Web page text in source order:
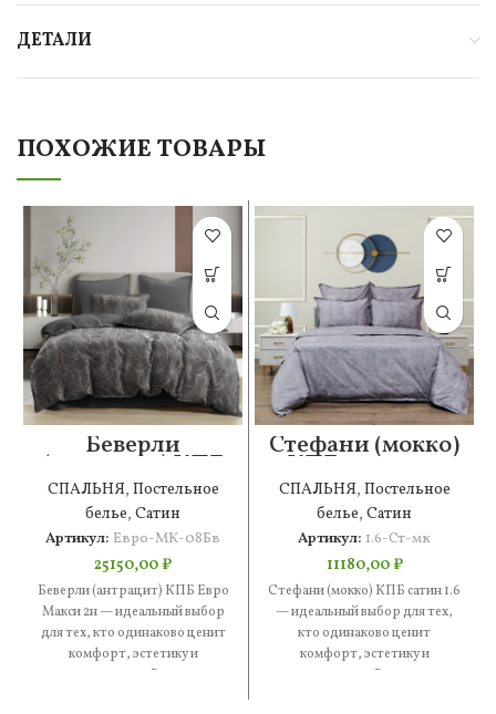
ДЕТАЛИ
ПОХОЖИЕ ТОВАРЫ
Беверли
(антрацит) КПБ
Евро Макси 2н
СПАЛЬНЯ, Постельное
белье, Сатин
Артикул: Евро-МК-08Бв
25150,00₽
Беверли (антрацит) КПБ Евро
Макси 2н — идеальный выбор
для тех, кто одинаково ценит
комфорт, эстетику и
практичность. В составе
Стефани (мокко)
КПБ сатин 1.6
СПАЛЬНЯ, Постельное
белье, Сатин
Артикул: 1.6-Ст-мк
11180,00₽
Стефани (мокко) КПБ сатин 1.6
— идеальный выбор для тех,
кто одинаково ценит
комфорт, эстетику и
практичность. В составе —